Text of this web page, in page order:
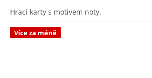
Hrací karty s motivem noty.
Více za méně